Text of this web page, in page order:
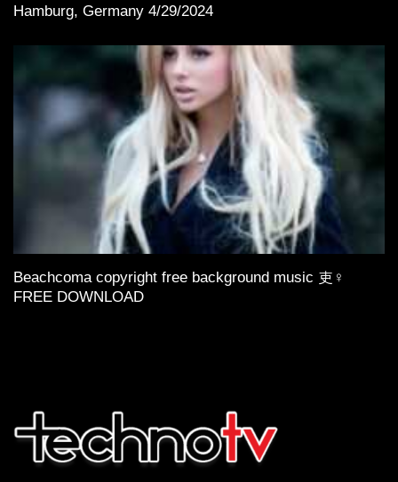
Hamburg, Germany 4/29/2024
Beachcoma copyright free background music 吏‍♀️
FREE DOWNLOAD